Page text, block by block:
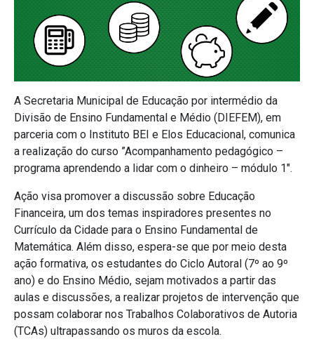
A Secretaria Municipal de Educação por intermédio da
Divisão de Ensino Fundamental e Médio (DIEFEM), em
parceria com o Instituto BEI e Elos Educacional, comunica
a realização do curso ”Acompanhamento pedagógico –
programa aprendendo a lidar com o dinheiro – módulo 1″.
Ação visa promover a discussão sobre Educação
Financeira, um dos temas inspiradores presentes no
Currículo da Cidade para o Ensino Fundamental de
Matemática. Além disso, espera-se que por meio desta
ação formativa, os estudantes do Ciclo Autoral (7º ao 9º
ano) e do Ensino Médio, sejam motivados a partir das
aulas e discussões, a realizar projetos de intervenção que
possam colaborar nos Trabalhos Colaborativos de Autoria
(TCAs) ultrapassando os muros da escola.